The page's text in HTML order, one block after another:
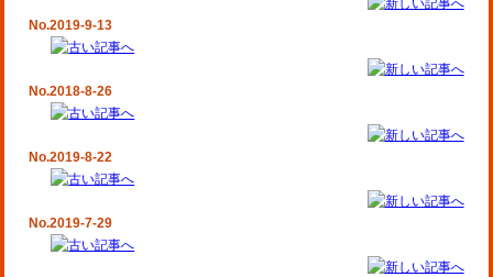
No.2019-9-13
No.2018-8-26
No.2019-8-22
No.2019-7-29